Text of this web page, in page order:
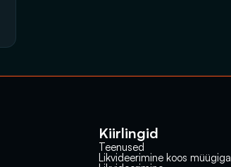
Kiirlingid
Teenused
Likvideerimine koos müügiga